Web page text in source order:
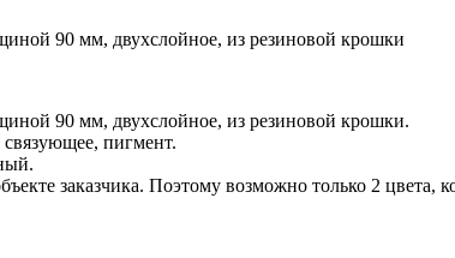
90 мм, двухслойное, из резиновой крошки
90 мм, двухслойное, из резиновой крошки.
пигмент.
заказчика. Поэтому возможно только 2